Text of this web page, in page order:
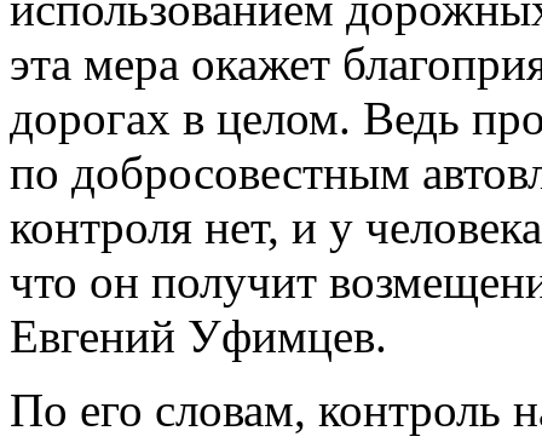
эта мера окажет
дорогах в целом. Ведь
по добросовестным
контроля нет, и у
что он получит
Евгений Уфимцев.
По его словам, контроль